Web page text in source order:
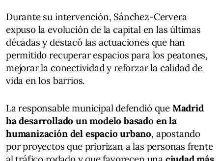
Durante su intervención, Sánchez-Cervera
expuso la evolución de la capital en las últimas
décadas y destacó las actuaciones que han
permitido recuperar espacios para los peatones,
mejorar la conectividad y reforzar la calidad de
vida en los barrios.
La responsable municipal defendió que Madrid
ha desarrollado un modelo basado en la
humanización del espacio urbano, apostando
por proyectos que priorizan a las personas frente